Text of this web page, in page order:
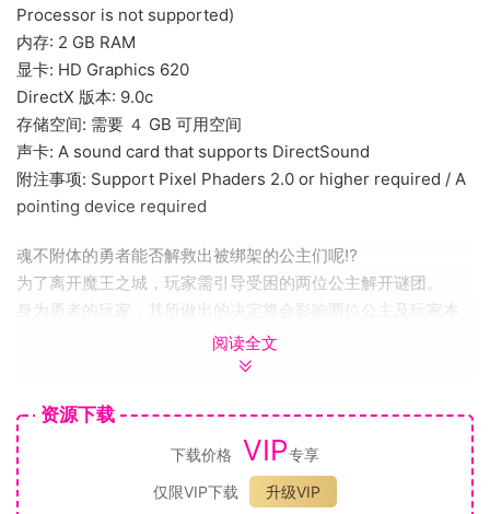
Processor is not supported)
内存: 2 GB RAM
显卡: HD Graphics 620
DirectX 版本: 9.0c
存储空间: 需要 ４ GB 可用空间
声卡: A sound card that supports DirectSound
附注事项: Support Pixel Phaders 2.0 or higher required / A
pointing device required
魂不附体的勇者能否解救出被绑架的公主们呢⁉︎
为了离开魔王之城，玩家需引导受困的两位公主解开谜团。
身为勇者的玩家，其所做出的决定将会影响两位公主及玩家本
――
两大国家的统治下保持着长期的和平与繁荣
幸福的时光现在、即将迎来终结
大陆被从封印中解放出来的魔王、变成了火海
阅读全文
资源下载
下载价格 VIP专享
仅限VIP下载
升级VIP